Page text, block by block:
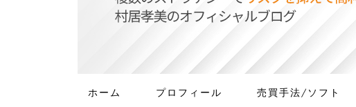
ホーム プロフィール 売買手法/ソフト